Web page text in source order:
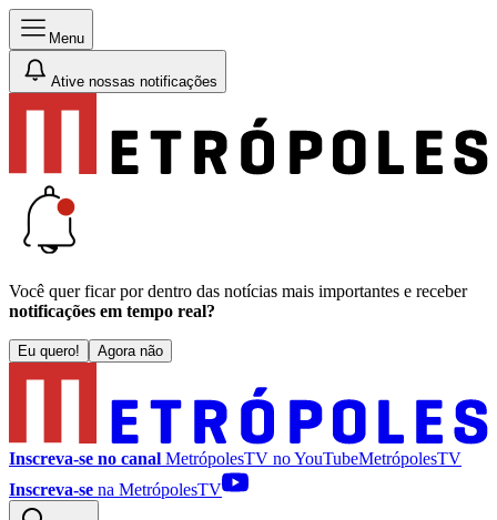
Menu
Ative nossas notificações
Você quer ficar por dentro das notícias mais importantes e receber
notificações em tempo real?
Eu quero! Agora não
Inscreva-se no canal MetrópolesTV noYouTubeMetrópolesTV
Inscreva-se na MetrópolesTV